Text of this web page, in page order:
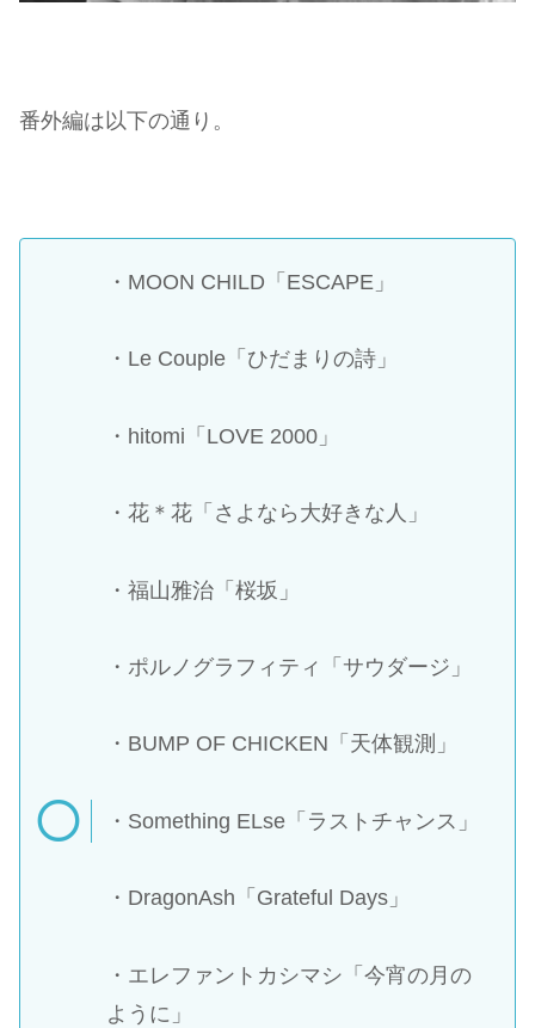
番外編は以下の通り。
・MOON CHILD「ESCAPE」
・Le Couple「ひだまりの詩」
・hitomi「LOVE 2000」
・花＊花「さよなら大好きな人」
・福山雅治「桜坂」
・ポルノグラフィティ「サウダージ」
・BUMP OF CHICKEN「天体観測」
・Something ELse「ラストチャンス」
・DragonAsh「Grateful Days」
・エレファントカシマシ「今宵の月の
ように」